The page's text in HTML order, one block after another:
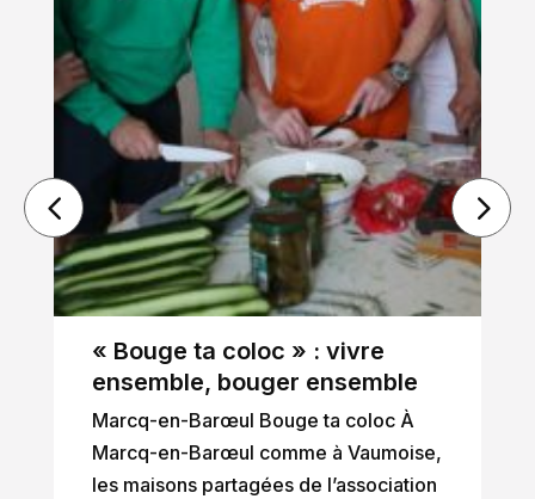
« Bouge ta coloc » : vivre
ensemble, bouger ensemble
Marcq-en-Barœul Bouge ta coloc À
Marcq-en-Barœul comme à Vaumoise,
les maisons partagées de l’association